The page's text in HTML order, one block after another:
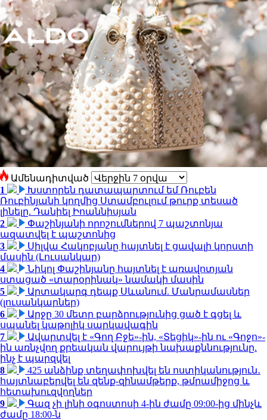
Ամենադիտված
1
Խստորեն դատապարտում եմ Ռուբեն
Ռուբինյանի կողմից Ստամբուլում թուրք տեսած
լինելը. Դանիել Իոաննիսյան
2
Փաշինյանի որոշումներով 7 պաշտոնյա
ազատվել է պաշտոնից
3
Սիլվա Հակոբյանը հայտնել է ցավալի կորստի
մասին (Լուսանկար)
4
Նիկոլ Փաշինյանը հայտնել է առավոտյան
ստացած «տարօրինակ» նամակի մասին
5
Արտակարգ դեպք Սևանում. Մանրամասներ
(լուսանկարներ)
6
Արջը 30 մետր բարձրությունից ցած է գցել և
սպանել կաթոլիկ սարկավագին
7
Ավարտվել է «Գող Բջե»-ին, «Տեցիկ»-ին ու «Գոջո»-
ին առնչվող քրեական վարույթի նախաքննությունը.
ինչ է պարզվել
8
425 անձինք տեղափոխվել են ոստիկանություն․
հայտնաբերվել են զենք-զինամթերք, թմրամիջոց և
հետախուզվողներ
9
Գազ չի լինի օգոստոսի 4-ին ժամը 09:00-ից մինչև
ժամը 18:00-ն